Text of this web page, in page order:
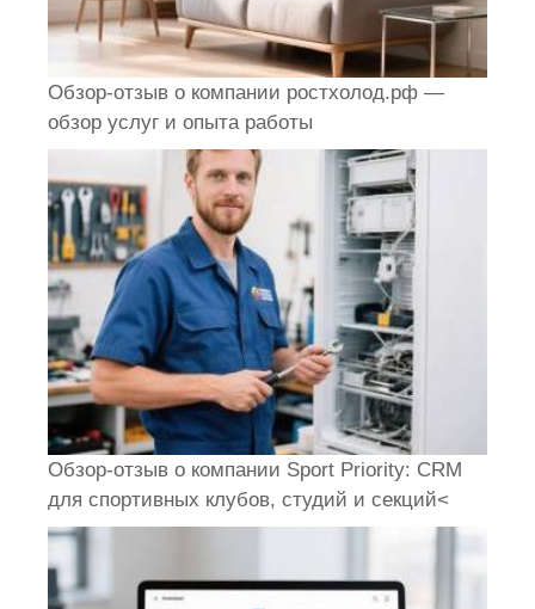
Обзор-отзыв о компании ростхолод.рф —
обзор услуг и опыта работы
Обзор-отзыв о компании Sport Priority: CRM
для спортивных клубов, студий и секций<